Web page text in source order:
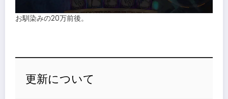
お馴染みの20万前後。
更新について